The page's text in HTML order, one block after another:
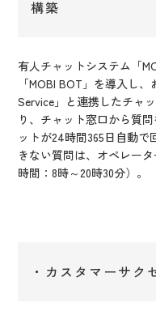
構築
有人チャットシステム「
「MOBI BOT」を導入し
Service」と連携したチャ
り、チャット窓口から質
ットが24時間365日自動
きない質問は、オペレー
時間：8時～20時30分）。
・カスタマーサク